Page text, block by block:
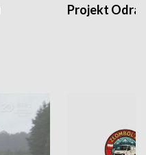
Projekt Odra